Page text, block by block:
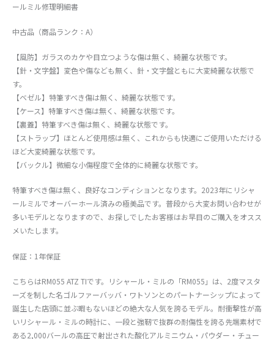
ールミル修理明細書
中古品（商品ランク：A）
【風防】ガラスのカケや目立つような傷は無く、綺麗な状態です。
【針・文字盤】変色や傷なども無く、針・文字盤ともに大変綺麗な状態で
す。
【ベゼル】特筆すべき傷は無く、綺麗な状態です。
【ケース】特筆すべき傷は無く、綺麗な状態です。
【裏蓋】特筆すべき傷は無く、綺麗な状態です。
【ストラップ】ほとんど使用感は無く、これからも快適にご使用いただける
ほど大変綺麗な状態です。
【バックル】微細な小傷程度で全体的に綺麗な状態です。
特筆すべき傷は無く、良好なコンディションとなります。2023年にリシャ
ールミルでオーバーホール済みの極美品です。普段から大変お問い合わせが
多いモデルとなりますので、お探しでしたお客様はお早目のご購入をオスス
メいたします。
保証：1年保証
こちらはRM055 ATZ TIです。リシャール・ミルの「RM055」は、2度マスタ
ーズを制した名ゴルファーバッバ・ワトソンとのパートナーシップによって
誕生した店頭に並ぶ暇もないほどの絶大な人気を誇るモデル。耐衝撃性が高
いリシャール・ミルの時計に、一段と強靭で抜群の耐傷性を誇る先端素材で
ある2,000バールの高圧で射出された酸化アルミニウム・パウダー・チュー